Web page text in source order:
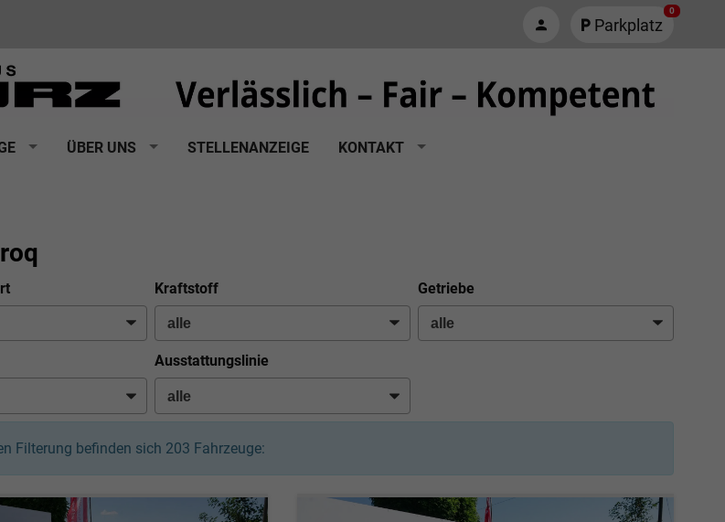
Parkplatz
0
ÜBER UNS STELLENANZEIGE KONTAKT
Kraftstoff Getriebe
Ausstattungslinie
Filterung befinden sich 203 Fahrzeuge: